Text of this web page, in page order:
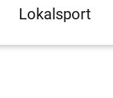
Lokalsport